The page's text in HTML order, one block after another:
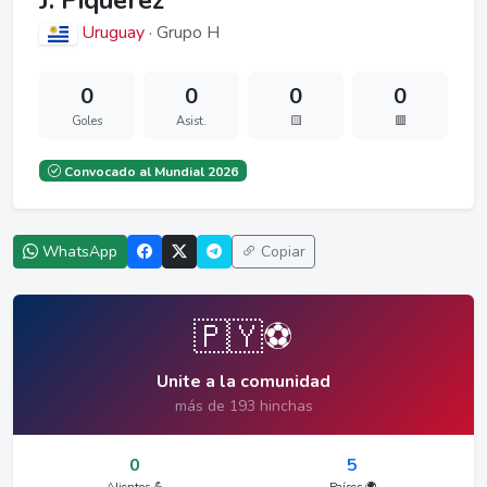
Uruguay · Grupo H
0
Goles
0
Asist.
0
🟨
0
🟥
Convocado al Mundial 2026
WhatsApp Copiar
🇵🇾⚽
Unite a la comunidad
más de 193 hinchas
0 5